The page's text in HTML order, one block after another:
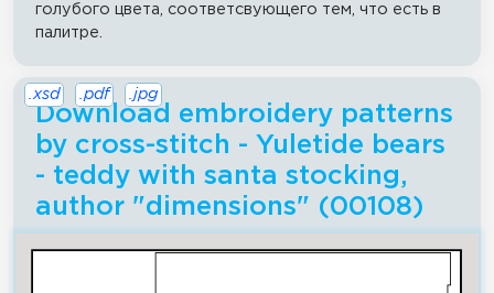
голубого цвета, соответсвующего тем, что есть в
палитре.
Download embroidery patterns
by cross-stitch - Yuletide bears
- teddy with santa stocking,
author "dimensions" (00108)
.xsd .pdf .jpg